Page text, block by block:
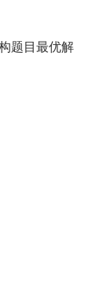
题目最优解